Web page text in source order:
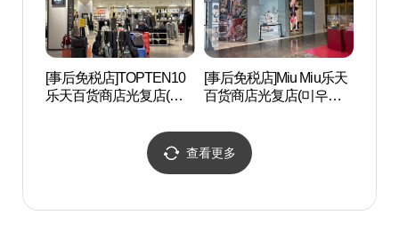
[事后免税店]TOPTEN10
乐天百货商店光复店(탑
[事后免税店]Miu Miu乐天
百货商店光复店(미우미
查看更多